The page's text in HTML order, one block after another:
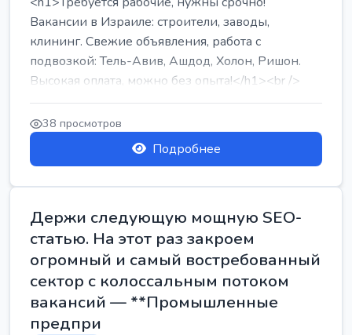
Вакансии в Израиле: строители, заводы,
клининг. Свежие объявления, работа с
подвозкой: Тель-Авив, Ашдод, Холон, Ришон.
Высокая оплата, можно без опыта!</h1><br />
...
38 просмотров
Подробнее
Держи следующую мощную SEO-
статью. На этот раз закроем
огромный и самый востребованный
сектор с колоссальным потоком
вакансий — **Промышленные
предпри